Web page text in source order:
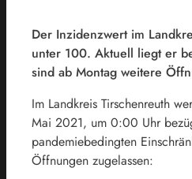
Der Inzidenzwert im
unter 100. Aktuell liegt er
sind ab Montag weitere
Im Landkreis Tirschenreuth
Mai 2021, um 0:00 Uhr
pandemiebedingten
Öffnungen zugelassen: